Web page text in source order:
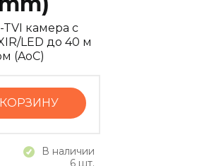
камера с
LED до 40 м
(AoC)
В наличии
6 шт.